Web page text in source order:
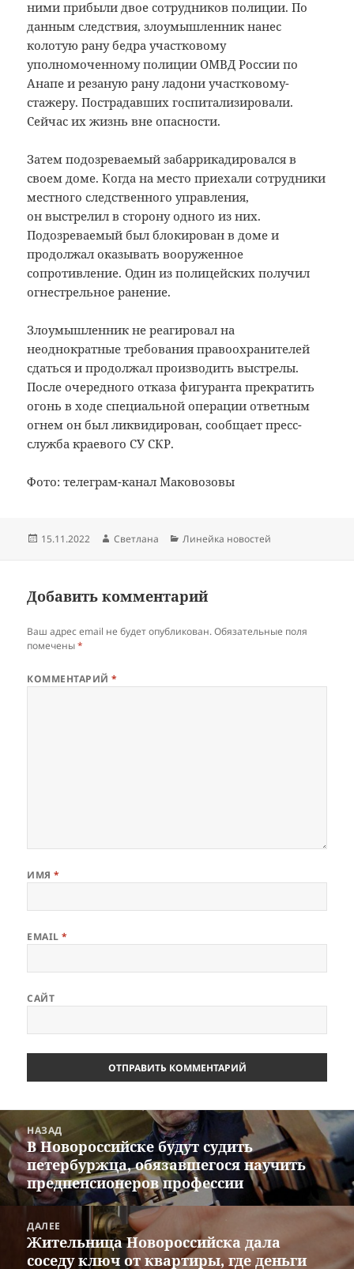
ними прибыли двое сотрудников полиции. По
данным следствия, злоумышленник нанес
колотую рану бедра участковому
уполномоченному полиции ОМВД России по
Анапе и резаную рану ладони участковому-
стажеру. Пострадавших госпитализировали.
Сейчас их жизнь вне опасности.
Затем подозреваемый забаррикадировался в
своем доме. Когда на место приехали сотрудники
местного следственного управления,
он выстрелил в сторону одного из них.
Подозреваемый был блокирован в доме и
продолжал оказывать вооруженное
сопротивление. Один из полицейских получил
огнестрельное ранение.
Злоумышленник не реагировал на
неоднократные требования правоохранителей
сдаться и продолжал производить выстрелы.
После очередного отказа фигуранта прекратить
огонь в ходе специальной операции ответным
огнем он был ликвидирован, сообщает пресс-
служба краевого СУ СКР.
Фото: телеграм-канал Маковозовы
Опубликовано
15.11.2022 Автор
Светлана Рубрики
Линейка новостей
Добавить комментарий
Ваш адрес email не будет опубликован. Обязательные поля
помечены*
КОММЕНТАРИЙ*
ИМЯ*
EMAIL*
САЙТ
Навигация
по
записям
НАЗАД
Предыдущая
запись:
В Новороссийске будут судить
петербуржца, обязавшегося научить
предпенсионеров профессии
ДАЛЕЕ
Следующая
запись:
Жительница Новороссийска дала
соседу ключ от квартиры, где деньги